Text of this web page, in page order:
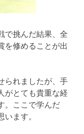
で挑んだ結果、全
を修めることが出
られましたが、手
がとても貴重な経
。ここで学んだ
ます。